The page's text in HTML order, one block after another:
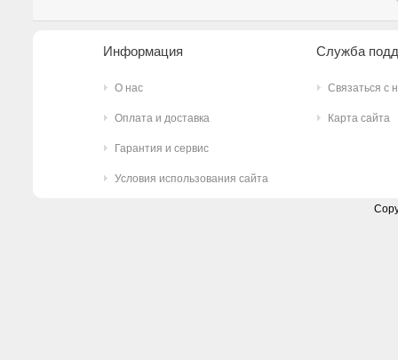
Информация
О нас
Оплата и доставка
Гарантия и сервис
Условия использования сайта
Служба
Связаться с
Карта сайта